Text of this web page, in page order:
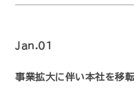
Jan.01
事業拡大に伴い本社を移